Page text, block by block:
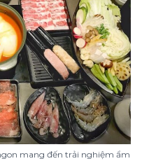
mang đến trải nghiệm ẩm